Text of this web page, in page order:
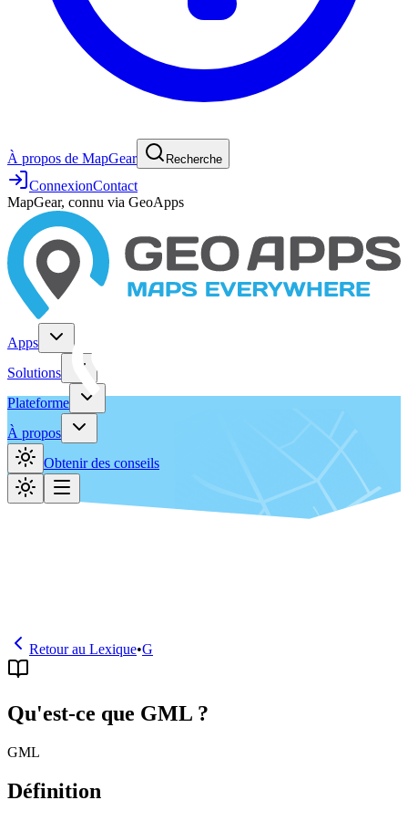
À propos de MapGear Recherche
ConnexionContact
MapGear, connu via GeoApps
Apps
Solutions
Plateforme
À propos
Obtenir des conseils
Retour au Lexique•G
Qu'est-ce que GML ?
GML
Définition